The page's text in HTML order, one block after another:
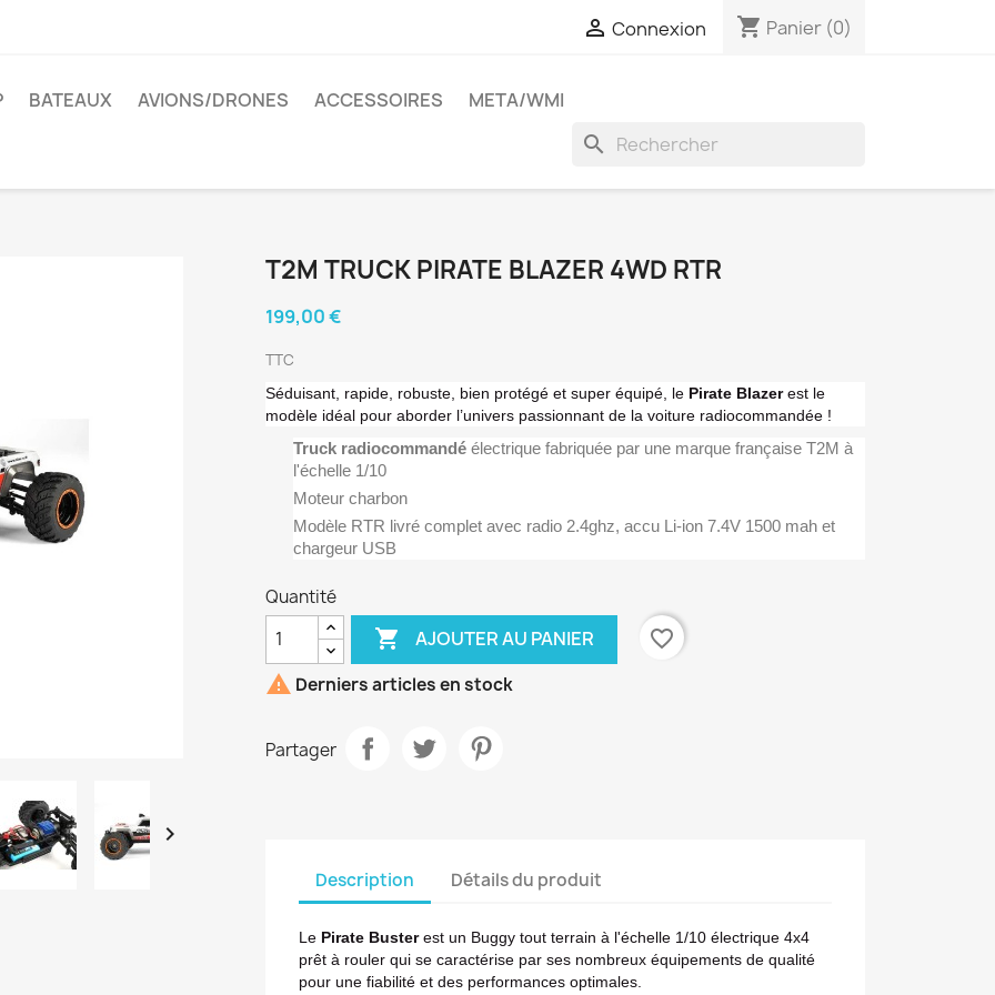
 Connexion shopping_cart Panier (0)
BATEAUX AVIONS/DRONES ACCESSOIRES META/WMI
search

T2M TRUCK PIRATE BLAZER 4WD RTR
199,00 €
TTC
Séduisant, rapide, robuste, bien protégé et super équipé, le Pirate Blazerest le
modèle idéal pour aborder l’univers passionnant de la voiture radiocommandée !
Truck radiocommandé électrique fabriquée par une marque française T2M à
l'échelle 1/10
Moteur charbon
Modèle RTR livré complet avec radio 2.4ghz, accu Li-ion 7.4V 1500 mah et
chargeur USB
Quantité
 AJOUTER AU PANIER
favorite_border
 Derniers articles en stock
Partager
Description Détails du produit
Le Pirate Busterest un Buggy tout terrain à l'échelle 1/10 électrique 4x4
prêt à rouler qui se caractérise par ses nombreux équipements de qualité
pour une fiabilité et des performances optimales.